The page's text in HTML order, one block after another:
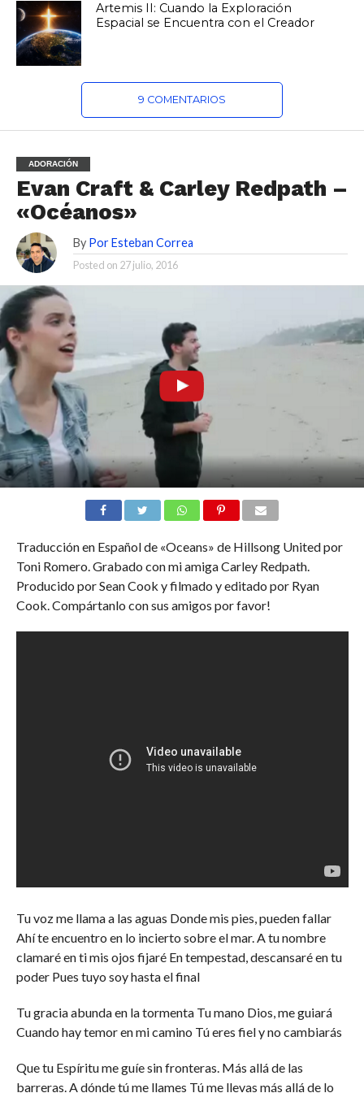
Artemis II: Cuando la Exploración
Espacial se Encuentra con el Creador
9 COMENTARIOS
ADORACIÓN
Evan Craft & Carley Redpath –
«Océanos»
By Por Esteban Correa
Posted on 27 julio, 2016
Traducción en Español de «Oceans» de Hillsong United por
Toni Romero. Grabado con mi amiga Carley Redpath.
Producido por Sean Cook y filmado y editado por Ryan
Cook. Compártanlo con sus amigos por favor!
Tu voz me llama a las aguas Donde mis pies, pueden fallar
Ahí te encuentro en lo incierto sobre el mar. A tu nombre
clamaré en ti mis ojos fijaré En tempestad, descansaré en tu
poder Pues tuyo soy hasta el final
Tu gracia abunda en la tormenta Tu mano Dios, me guiará
Cuando hay temor en mi camino Tú eres fiel y no cambiarás
Que tu Espíritu me guíe sin fronteras. Más allá de las
barreras. A dónde tú me llames Tú me llevas más allá de lo